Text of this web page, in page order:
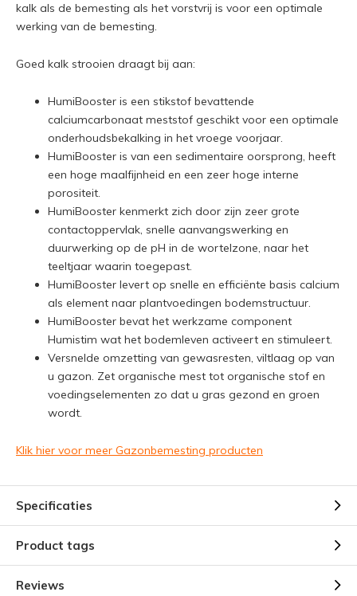
kalk als de bemesting als het vorstvrij is voor een optimale
werking van de bemesting.
Goed kalk strooien draagt bij aan:
HumiBooster is een stikstof bevattende
calciumcarbonaat meststof geschikt voor een optimale
onderhoudsbekalking in het vroege voorjaar.
HumiBooster is van een sedimentaire oorsprong, heeft
een hoge maalfijnheid en een zeer hoge interne
porositeit.
HumiBooster kenmerkt zich door zijn zeer grote
contactoppervlak, snelle aanvangswerking en
duurwerking op de pH in de wortelzone, naar het
teeltjaar waarin toegepast.
HumiBooster levert op snelle en efficiënte basis calcium
als element naar plantvoedingen bodemstructuur.
HumiBooster bevat het werkzame component
Humistim wat het bodemleven activeert en stimuleert.
Versnelde omzetting van gewasresten, viltlaag op van
u gazon. Zet organische mest tot organische stof en
voedingselementen zo dat u gras gezond en groen
wordt.
Klik hier voor meer Gazonbemesting producten
Specificaties
Product tags
Reviews